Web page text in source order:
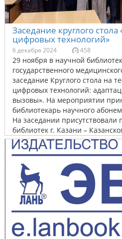
Заседание круглого
цифровых технологий»
6 декабря 2024 458
29 ноября в научной
государственного
заседание Круглого стола на
цифровых технологий:
вызовы». На мероприятии
библиотекарь научного
На заседании присутствовали
библиотек г. Казани –